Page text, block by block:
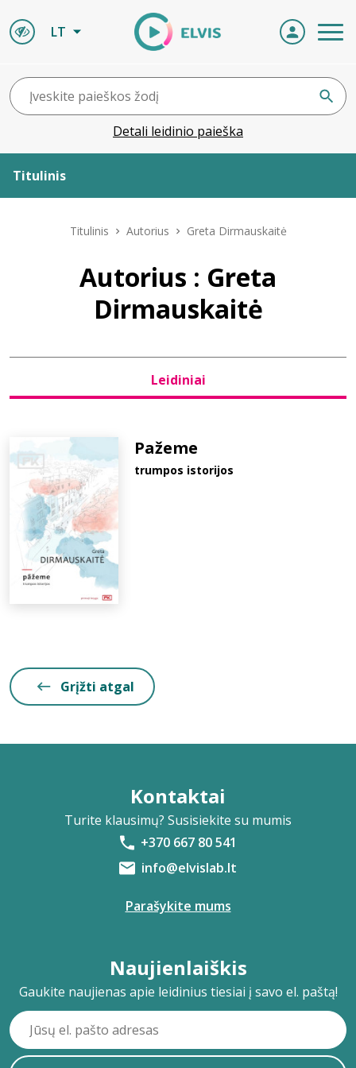
LT
Detali leidinio paieška
Titulinis
ELVIS atvyksta
Naujienos
Bibliotekoms
Titulinis Autorius Greta Dirmauskaitė
Autorius : Greta
Dirmauskaitė
Leidiniai
Pažeme
trumpos istorijos
Grįžti atgal
Kontaktai
Turite klausimų? Susisiekite su mumis
+370 667 80 541
info@elvislab.lt
Parašykite mums
Naujienlaiškis
Gaukite naujienas apie leidinius tiesiai į savo el. paštą!